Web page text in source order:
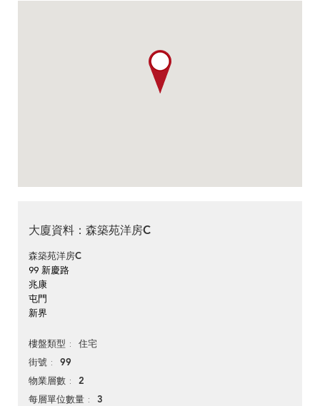
大廈資料：森築苑洋房C
森築苑洋房C
99 新慶路
兆康
屯門
新界
樓盤類型 住宅
街號 99
物業層數 2
每層單位數量 3